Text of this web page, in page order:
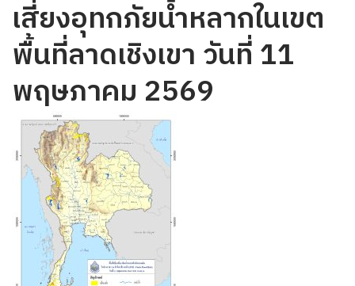
เสี่ยงอุทกภัยน้ำหลากในเขต
พื้นที่ลาดเชิงเขา วันที่ 11
พฤษภาคม 2569